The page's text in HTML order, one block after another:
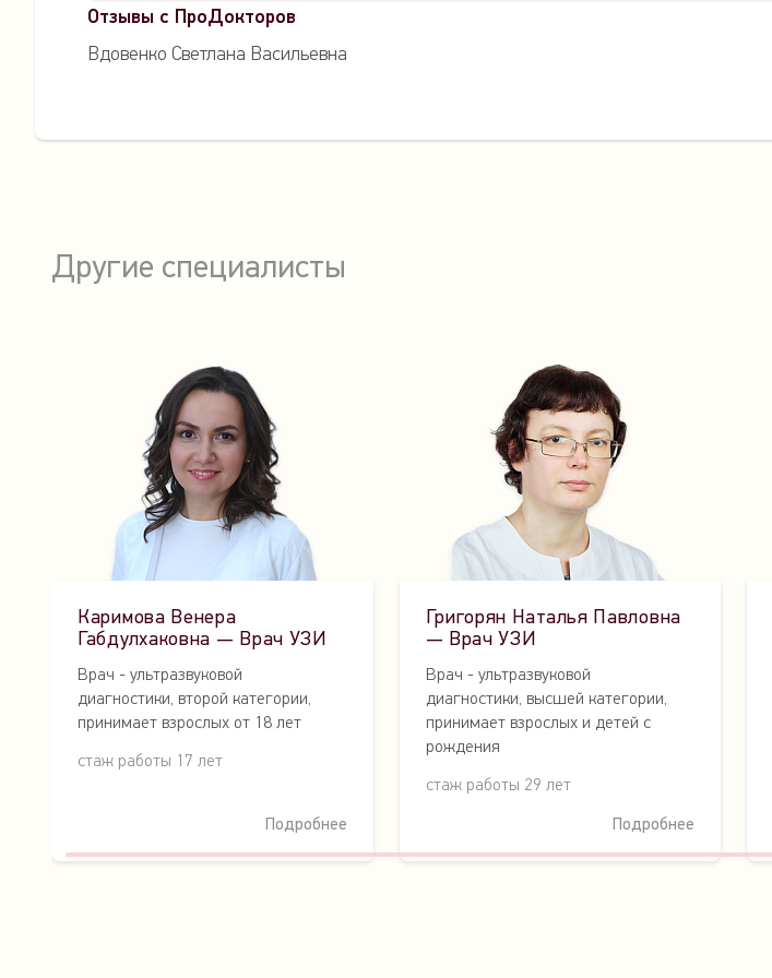
Отзывы с ПроДокторов
Вдовенко Светлана Васильевна
Другие специалисты
Каримова Венера
Габдулхаковна — Врач УЗИ
Врач - ультразвуковой
диагностики, второй категории,
принимает взрослых от 18 лет
стаж работы 17 лет
Подробнее
Григорян Наталья Павловна
— Врач УЗИ
Врач - ультразвуковой
диагностики, высшей категории,
принимает взрослых и детей с
рождения
стаж работы 29 лет
Подробнее